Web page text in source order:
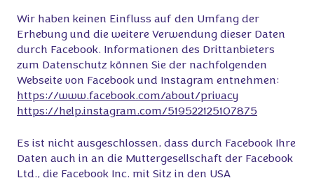
Wir haben keinen Einfluss auf den Umfang der
Erhebung und die weitere Verwendung dieser Daten
durch Facebook. Informationen des Drittanbieters
zum Datenschutz können Sie der nachfolgenden
Webseite von Facebook und Instagram entnehmen:
https://www.facebook.com/about/privacy
https://help.instagram.com/519522125107875
Es ist nicht ausgeschlossen, dass durch Facebook Ihre
Daten auch in an die Muttergesellschaft der Facebook
Ltd., die Facebook Inc. mit Sitz in den USA